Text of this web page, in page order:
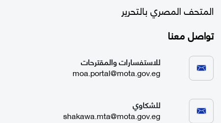
المتحف المصري بالتحرير
تواصل معنا
للاستفسارات والمقترحات
moa.portal@mota.gov.eg
للشكاوي
shakawa.mta@mota.gov.eg